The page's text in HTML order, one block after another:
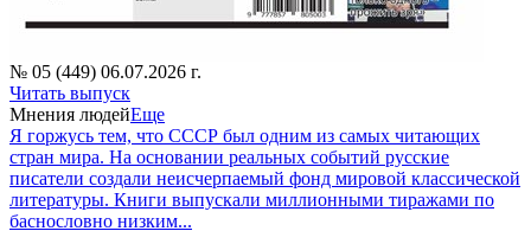
№ 05 (449) 06.07.2026 г.
Читать выпуск
Мнения людейЕще
Я горжусь тем, что СССР был одним из самых читающих
стран мира. На основании реальных событий русские
писатели создали неисчерпаемый фонд мировой классической
литературы. Книги выпускали миллионными тиражами по
баснословно низким...